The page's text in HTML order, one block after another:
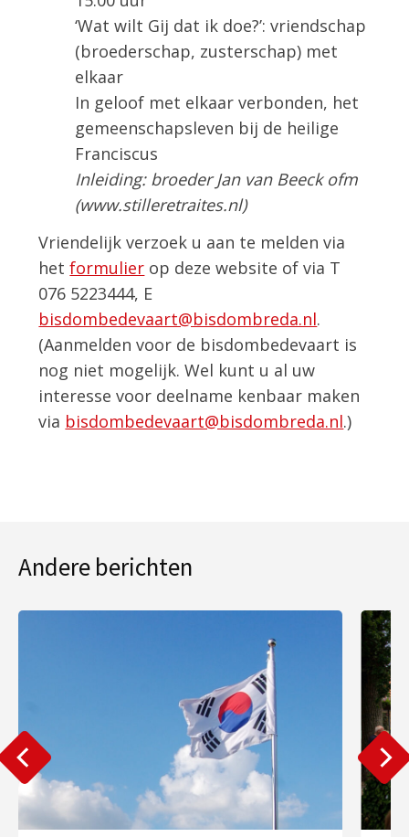
‘Wat wilt Gij dat ik doe?’: vriendschap
(broederschap, zusterschap) met
elkaar
In geloof met elkaar verbonden, het
gemeenschapsleven bij de heilige
Franciscus
Inleiding: broeder Jan van Beeck ofm
(www.stilleretraites.nl)
Vriendelijk verzoek u aan te melden via
hetformulier op deze website of via T
076 5223444, E
bisdombedevaart@bisdombreda.nl.
(Aanmelden voor de bisdombedevaart is
nog niet mogelijk. Wel kunt u al uw
interesse voor deelname kenbaar maken
via bisdombedevaart@bisdombreda.nl.)
Andere berichten